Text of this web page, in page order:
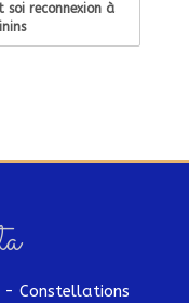
reconnexion à
- Constellations